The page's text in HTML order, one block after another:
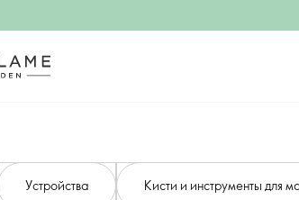
Устройства Кисти и инструменты для